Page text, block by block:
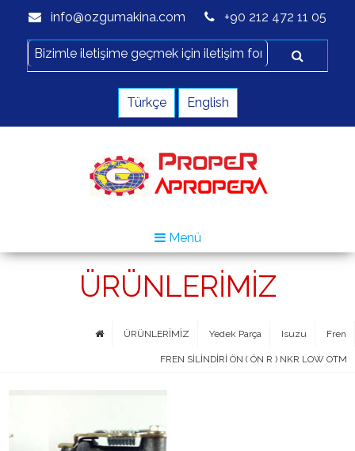
info@ozgumakina.com +90 212 472 11 05
Türkçe English
Menü
ÜRÜNLERİMİZ
ÜRÜNLERİMİZ Yedek Parça Isuzu Fren
FREN SİLİNDİRİ ÖN ( ÖN R ) NKR LOW OTM